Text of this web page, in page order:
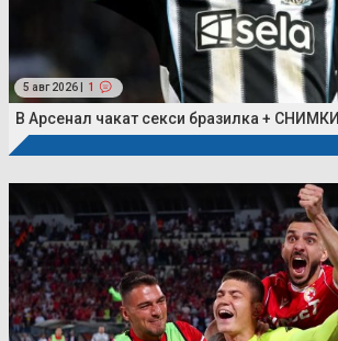
5 авг 2026 | 1
В Арсенал чакат секси бразилка + СНИМКИ